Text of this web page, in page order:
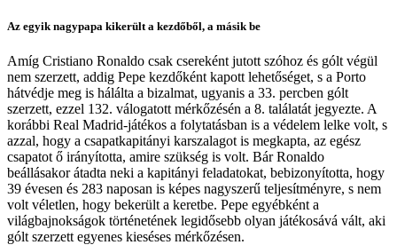
Az egyik nagypapa kikerült a kezdőből, a másik be
Amíg Cristiano Ronaldo csak csereként jutott szóhoz és gólt végül
nem szerzett, addig Pepe kezdőként kapott lehetőséget, s a Porto
hátvédje meg is hálálta a bizalmat, ugyanis a 33. percben gólt
szerzett, ezzel 132. válogatott mérkőzésén a 8. találatát jegyezte. A
korábbi Real Madrid-játékos a folytatásban is a védelem lelke volt, s
azzal, hogy a csapatkapitányi karszalagot is megkapta, az egész
csapatot ő irányította, amire szükség is volt. Bár Ronaldo
beállásakor átadta neki a kapitányi feladatokat, bebizonyította, hogy
39 évesen és 283 naposan is képes nagyszerű teljesítményre, s nem
volt véletlen, hogy bekerült a keretbe. Pepe egyébként a
világbajnokságok történetének legidősebb olyan játékosává vált, aki
gólt szerzett egyenes kieséses mérkőzésen.